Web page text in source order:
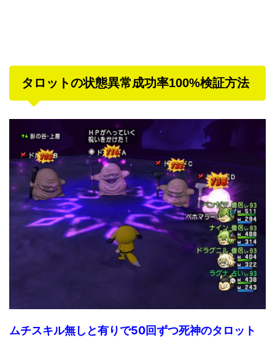
タロットの状態異常成功率100%検証方法
ムチスキル無しと有りで50回ずつ死神のタロット